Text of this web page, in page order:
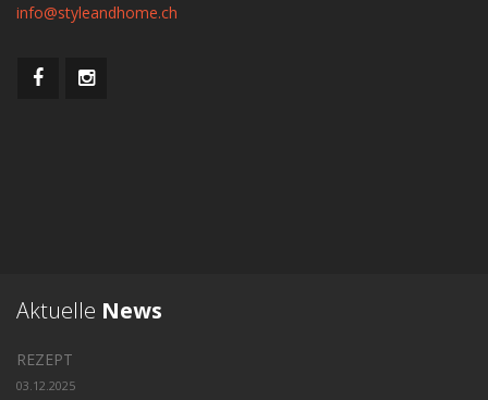
info@styleandhome.ch
Aktuelle News
REZEPT
03.12.2025